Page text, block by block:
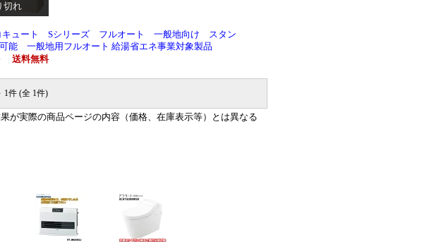
切れ
キュート Sシリーズ フルオート 一般地向け スタン
能 一般地用フルオート 給湯省エネ事業対象製品
送料無料
1件 (全 1件)
が実際の商品ページの内容（価格、在庫表示等）とは異なる